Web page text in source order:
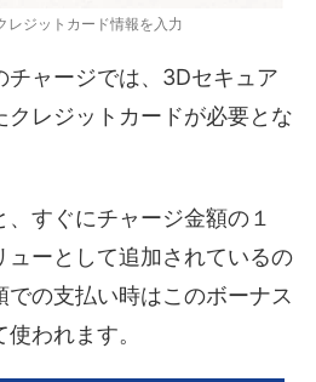
レジットカード情報を入力
チャージでは、3Dセキュア
レジットカードが必要とな
すぐにチャージ金額の１
ューとして追加されているの
での支払い時はこのボーナス
われます。